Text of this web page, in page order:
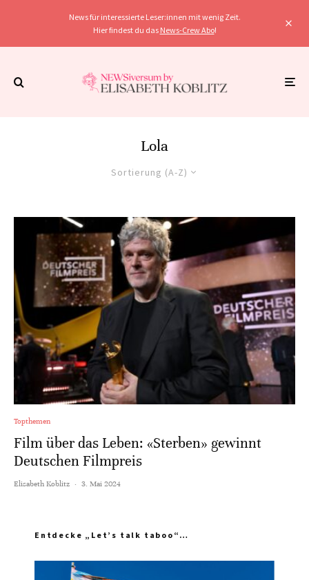
News für interessierte Leser:innen mit wenig Zeit.
Hier findest du das News-Crew Abo!
Lola
Sortierung (A-Z)
Topthemen
Film über das Leben: «Sterben» gewinnt
Deutschen Filmpreis
Elisabeth Koblitz · 3. Mai 2024
Entdecke „Let’s talk taboo“…